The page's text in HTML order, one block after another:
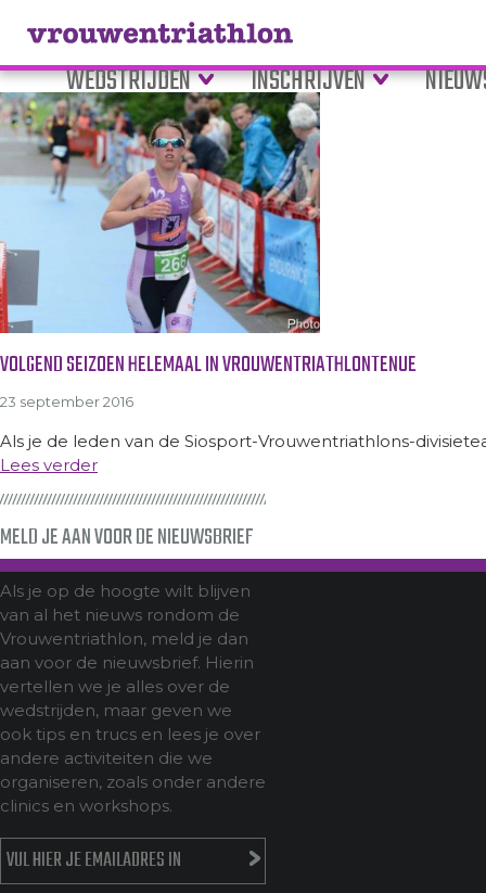
WEDSTRIJDEN INSCHRIJVEN
Tag Archive: wielerkleding
VOLGEND SEIZOEN HELEMAAL IN VROUWENTRIATHLONTENUE
23 september 2016
Als je de leden van de Siosport-Vrouwentriathlons-
Lees verder
MELD JE AAN VOOR DE NIEUWSBRIEF
Als je op de hoogte wilt blijven
van al het nieuws rondom de
Vrouwentriathlon, meld je dan
aan voor de nieuwsbrief. Hierin
vertellen we je alles over de
wedstrijden, maar geven we
ook tips en trucs en lees je over
andere activiteiten die we
organiseren, zoals onder andere
clinics en workshops.